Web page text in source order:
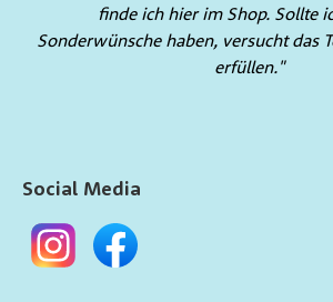
finde ich hier im Shop. Sollte
Sonderwünsche haben, versucht das
erfüllen."
Social Media